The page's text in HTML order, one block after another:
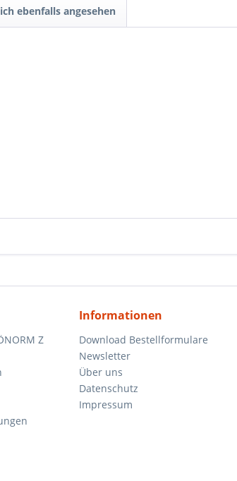
ebenfalls angesehen
Z
Informationen
Download Bestellformulare
Newsletter
Über uns
Datenschutz
Impressum